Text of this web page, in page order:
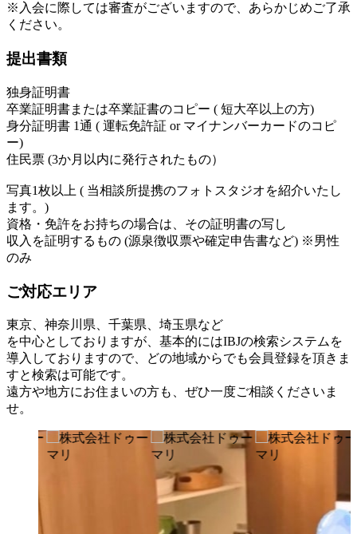
※入会に際しては審査がございますので、あらかじめご了承
ください。
提出書類
独身証明書
卒業証明書または卒業証書のコピー ( 短大卒以上の方)
身分証明書 1通 ( 運転免許証 or マイナンバーカードのコピ
ー)
住民票 (3か月以内に発行されたもの）
写真1枚以上 ( 当相談所提携のフォトスタジオを紹介いたし
ます。)
資格・免許をお持ちの場合は、その証明書の写し
収入を証明するもの (源泉徴収票や確定申告書など) ※男性
のみ
ご対応エリア
東京、神奈川県、千葉県、埼玉県など
を中心としておりますが、基本的にはIBJの検索システムを
導入しておりますので、どの地域からでも会員登録を頂きま
すと検索は可能です。
遠方や地方にお住まいの方も、ぜひ一度ご相談くださいま
せ。